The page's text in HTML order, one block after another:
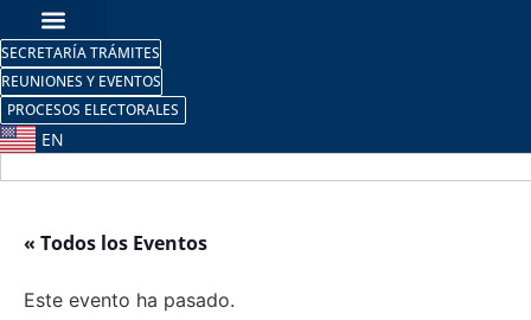
SECRETARÍA TRÁMITES
REUNIONES Y EVENTOS
PROCESOS ELECTORALES
EN
« Todos los Eventos
Este evento ha pasado.